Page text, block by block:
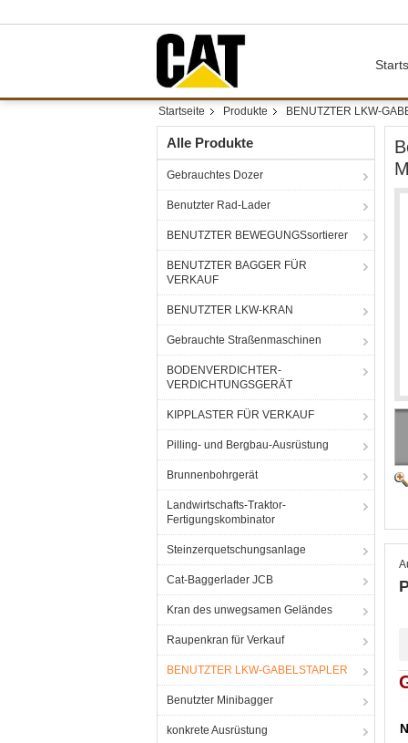
Startseite Produkte BENUTZTER LKW-
Alle Produkte
Gebrauchtes Dozer
Benutzter Rad-Lader
BENUTZTER BEWEGUNGSsortierer
BENUTZTER BAGGER FÜR
VERKAUF
BENUTZTER LKW-KRAN
Gebrauchte Straßenmaschinen
BODENVERDICHTER-
VERDICHTUNGSGERÄT
KIPPLASTER FÜR VERKAUF
Pilling- und Bergbau-Ausrüstung
Brunnenbohrgerät
Landwirtschafts-Traktor-
Fertigungskombinator
Steinzerquetschungsanlage
Cat-Baggerlader JCB
Kran des unwegsamen Geländes
Raupenkran für Verkauf
BENUTZTER LKW-GABELSTAPLER
Benutzter Minibagger
konkrete Ausrüstung